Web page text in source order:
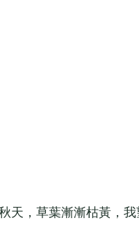
，草葉漸漸枯黃，我